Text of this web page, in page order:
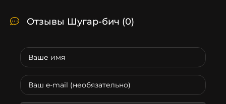
Отзывы Шугар-бич (0)